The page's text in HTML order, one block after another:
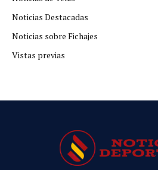
Noticias Destacadas
Noticias sobre Fichajes
Vistas previas